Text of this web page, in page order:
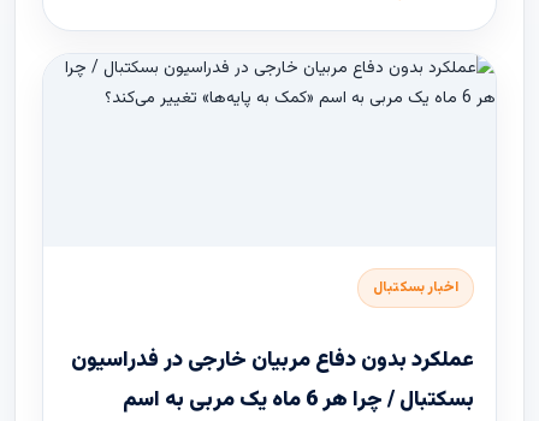
اخبار بسکتبال
عملکرد بدون دفاع مربیان خارجی در فدراسیون
بسکتبال / چرا هر 6 ماه یک مربی به اسم